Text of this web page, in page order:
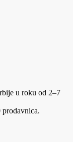
u roku od 2–7